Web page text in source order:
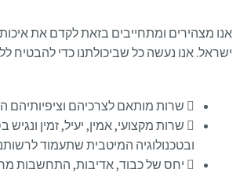
אנו מצהירים ומתחייבים בזאת לקדם את
ישראל. אנו נעשה כל שביכולתנו כדי להבטיח
שרות מותאם לצרכיהם וציפיותיהם
שרות מקצועי, אמין, יעיל, זמין
ובטכנולוגיה המיטבית שתעמוד
יחס של כבוד, אדיבות, התחשבות